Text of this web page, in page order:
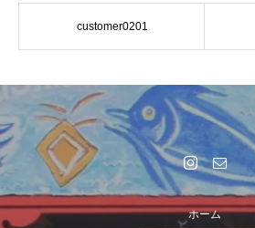
customer0201
ホーム